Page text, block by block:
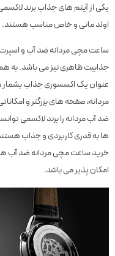
یکی از آیتم های جذاب برند
اولد مانی و خاص مناسب هستند.
ساعت مچی مردانه ضد آب و اسپرت
جذابیت ظاهری نیز می باشد. به
عنوان یک اکسسوری جذاب بشمار
مردانه، صفحه های بزرگتر و
ضد آب مردانه را برند لاکسمی
ها به قدری کاربردی و جذاب
خرید ساعت مچی مردانه ضد آب
امکان پذیر می باشد.